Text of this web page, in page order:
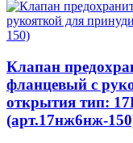
Клапан
фланцевый с
открытия тип:
(арт.17нж6нж-